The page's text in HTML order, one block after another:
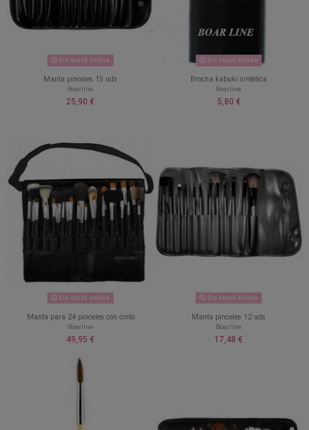
Sin stock online
Manta pinceles 15 uds
Boarline
25,90 €
Sin stock online
Brocha kabuki sintética
Boarline
5,80 €
Sin stock online
Manta para 24 pinceles con cinto
Boarline
49,95 €
Sin stock online
Manta pinceles 12 uds
Boarline
17,48 €